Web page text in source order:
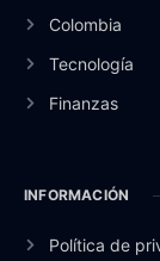
Colombia
Tecnología
Finanzas
INFORMACIÓN
Política de